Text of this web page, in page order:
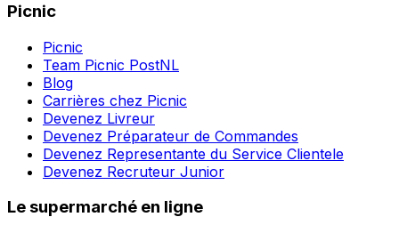
Picnic
Picnic
Team Picnic PostNL
Blog
Carrières chez Picnic
Devenez Livreur
Devenez Préparateur de Commandes
Devenez Representante du Service Clientele
Devenez Recruteur Junior
Le supermarché en ligne